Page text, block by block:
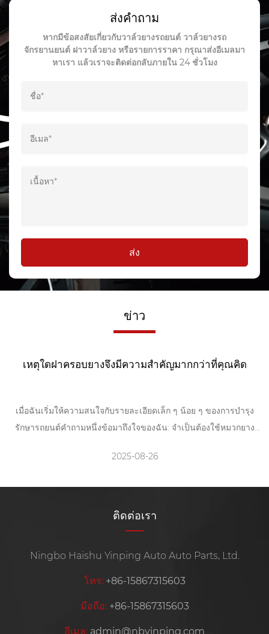
รถจักรยานยนต์ให้ดูมีเอกลักษณ์และเป็นมืออาชีพ ไม่ว่าคุณ
กำลังมองหาการเพิ่มแบรนด์ของคุณเองหรือสร้างการออกแบบ
บรรจุภัณฑ์แบบกำหนดเอง ทีมผู้เชี่ยวชาญของเราจะทำงาน
ความมุ่งมั่นสู่ความเป็นเลิศ ราคาที่แข่งขันได้ และการบริการ
ส่งคำถาม
หากมีข้อสงสัยเกี่ยวกับวาล์วยางรถยนต์ วาล์วยางรถ
จักรยานยนต์ ฝาวาล์วยาง หรือรายการราคา กรุณาส่งอีเมลมา
หาเรา แล้วเราจะติดต่อกลับภายใน 24 ชั่วโมง
ส่ง
ข่าว
เหตุใดฝาครอบยางจึงมีความสำคัญมากกว่าที่คุณคิด
เมื่อฉันเริ่มให้ความสนใจกับรายละเอียดเล็ก ๆ น้อย ๆ ของการบำรุง
รักษารถยนต์คำถามหนึ่งข้อมาถึงใจของฉัน: จำเป็นต้องใช้หมวกยาง
แต่ในไม่ช้าฉันก็รู้ว่าองค์ประกอบเล็ก ๆ นี้มีบทบาทสำคัญในการปกป้อง
สกปรกและทำให้มั่นใจได้ถึงความเสถียรโดยรวมของแรงดันลมยาง
2025-08-26
ติดต่อเรา
Ningbo Haishu Yinping Auto Auto Parts, Ltd.
โทร: +86-15867315603
มือถือ: +86-15867315603
อีเมล: admin@nbyinping.com